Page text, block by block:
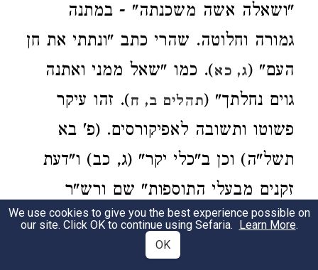
"ושאלה אשה משכנתה" - במתנה
גמורה וחלוטה. שהרי כתב "ונתתי את חן
העם" (ג, כא). כמו "שאל ממני ואתנה
גוים נחלתך" (תהלים ב, ח). זהו עיקר
פשוטו ותשובה לאפיקורסים. (פ' בא
תשל"ה) וכן ב"כלי יקר" (ג, כב) ו"דעת
זקנים מבעלי התוספות" שם ורש"ר
הירש שם, אבל ראה הערתו של הרב
אלחנן סמט בספרו "עיונים בפרשות
We use cookies to give you the best experience possible on
our site. Click OK to continue using Sefaria. Learn More.
OK